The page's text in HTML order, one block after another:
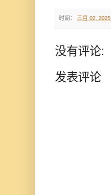
时间： 三月 02, 2025
没有评论:
发表评论